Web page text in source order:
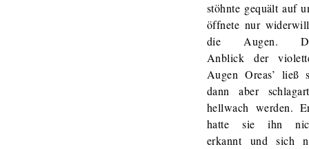
stöhnte gequält auf
öffnete nur
die Augen.
Anblick der
Augen Oreas’ ließ
dann aber
hellwach werden.
hatte sie ihn
erkannt und sich